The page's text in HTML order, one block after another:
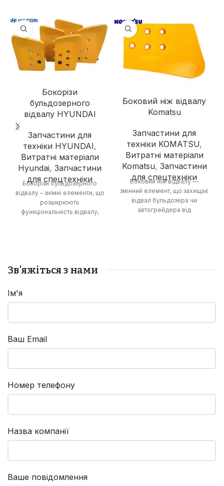
Бокорізи
бульдозерного
відвалу HYUNDAI
Запчастини для
техніки HYUNDAI,
Витратні матеріали
Hyundai, Запчастини
для спецтехніки
Бокорізи бульдозерного
відвалу – знімні елементи, що
розширюють
функціональність відвалу,
Боковий ніж відвалу
Komatsu
Запчастини для
техніки KOMATSU,
Витратні матеріали
Komatsu, Запчастини
для спецтехніки
Боковий ніж відвалу —
змінний елемент, що захищає
відвал бульдозера чи
автогрейдера від
Зв'яжіться з нами
Ім'я
Ваш Email
Номер телефону
Назва компанії
Ваше повідомлення